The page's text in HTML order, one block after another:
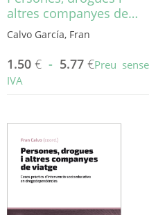
altres companyes de…
Calvo García, Fran
1.50 € - 5.77 €Preu sense
IVA
diverses
variants.
Les
es